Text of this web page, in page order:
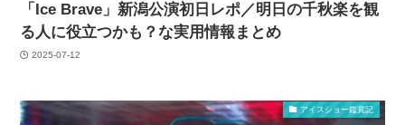
「Ice Brave」新潟公演初日レポ／明日の千秋楽を観
る人に役立つかも？な実用情報まとめ
2025-07-12
アイスショー鑑賞記